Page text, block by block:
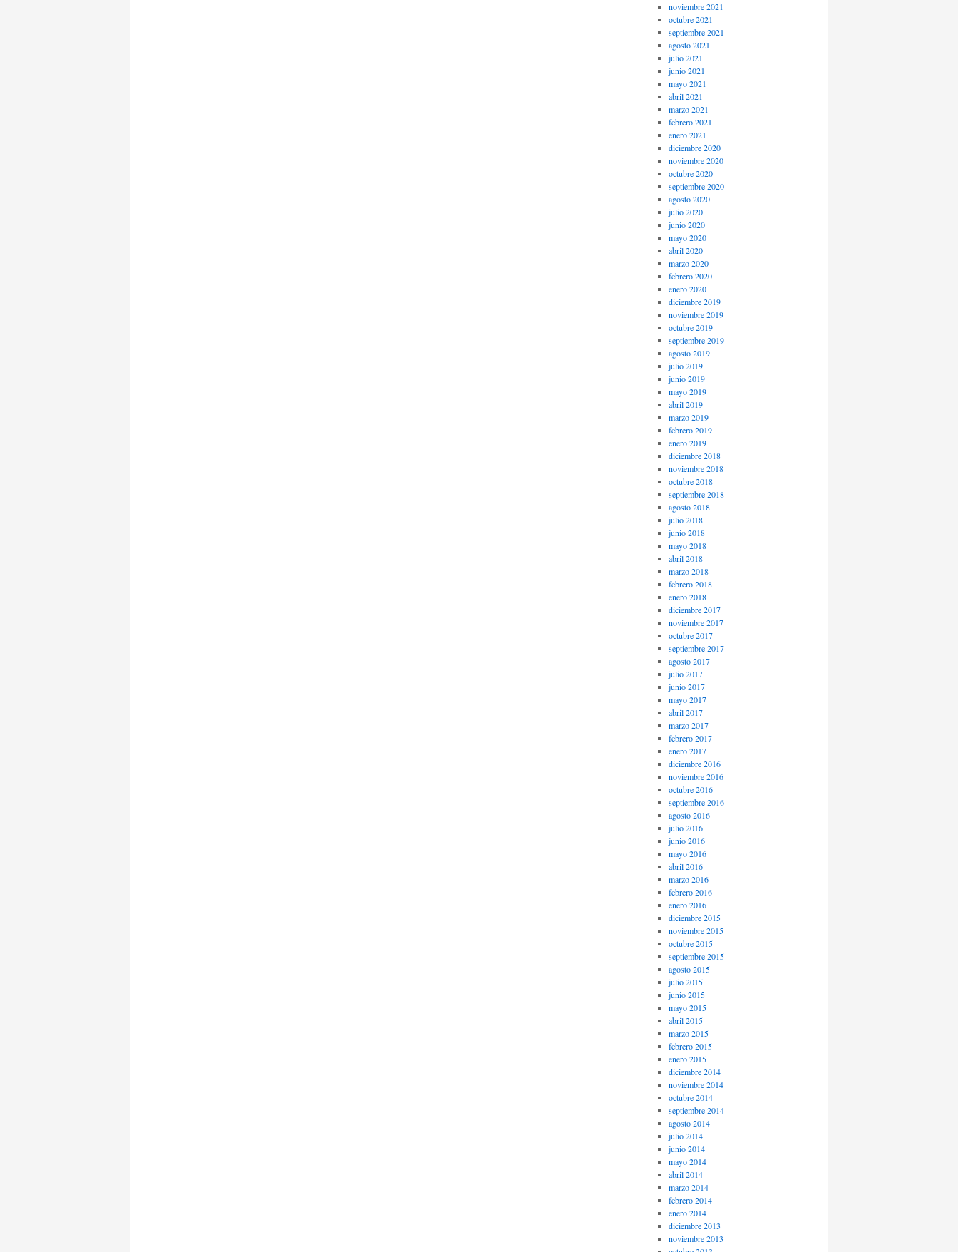
noviembre 2021
octubre 2021
septiembre 2021
agosto 2021
julio 2021
junio 2021
mayo 2021
abril 2021
marzo 2021
febrero 2021
enero 2021
diciembre 2020
noviembre 2020
octubre 2020
septiembre 2020
agosto 2020
julio 2020
junio 2020
mayo 2020
abril 2020
marzo 2020
febrero 2020
enero 2020
diciembre 2019
noviembre 2019
octubre 2019
septiembre 2019
agosto 2019
julio 2019
junio 2019
mayo 2019
abril 2019
marzo 2019
febrero 2019
enero 2019
diciembre 2018
noviembre 2018
octubre 2018
septiembre 2018
agosto 2018
julio 2018
junio 2018
mayo 2018
abril 2018
marzo 2018
febrero 2018
enero 2018
diciembre 2017
noviembre 2017
octubre 2017
septiembre 2017
agosto 2017
julio 2017
junio 2017
mayo 2017
abril 2017
marzo 2017
febrero 2017
enero 2017
diciembre 2016
noviembre 2016
octubre 2016
septiembre 2016
agosto 2016
julio 2016
junio 2016
mayo 2016
abril 2016
marzo 2016
febrero 2016
enero 2016
diciembre 2015
noviembre 2015
octubre 2015
septiembre 2015
agosto 2015
julio 2015
junio 2015
mayo 2015
abril 2015
marzo 2015
febrero 2015
enero 2015
diciembre 2014
noviembre 2014
octubre 2014
septiembre 2014
agosto 2014
julio 2014
junio 2014
mayo 2014
abril 2014
marzo 2014
febrero 2014
enero 2014
diciembre 2013
noviembre 2013